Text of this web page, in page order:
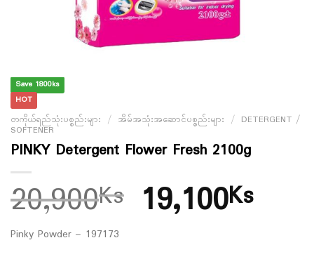
Save 1800ks
HOT
တကိုယ်ရည်သုံးပစ္စည်းများ / အိမ်အသုံးအဆောင်ပစ္စည်းများ / DETERGENT /
SOFTENER
PINKY Detergent Flower Fresh 2100g
20,900Ks 19,100Ks
Pinky Powder – 197173